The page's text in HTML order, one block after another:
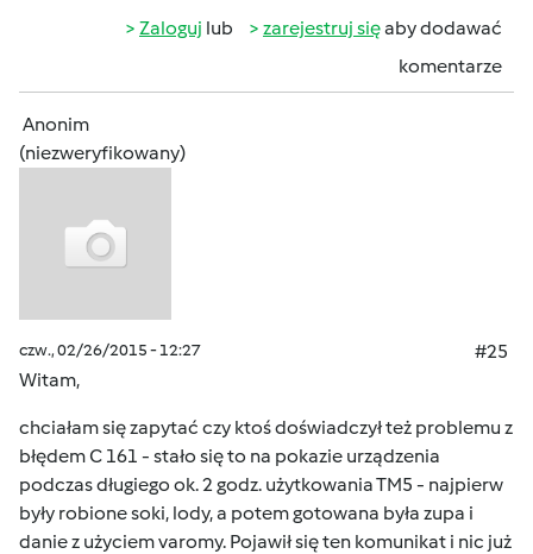
Zaloguj lub zarejestruj sięaby dodawać
komentarze
Anonim
(niezweryfikowany)
czw., 02/26/2015 - 12:27
#25
Witam,
chciałam się zapytać czy ktoś doświadczył też problemu z
błędem C 161 - stało się to na pokazie urządzenia
podczas długiego ok. 2 godz. użytkowania TM5 - najpierw
były robione soki, lody, a potem gotowana była zupa i
danie z użyciem varomy. Pojawił się ten komunikat i nic już